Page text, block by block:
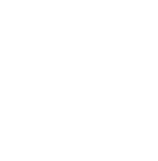
Cuando fue nombrado
los primeros en llamarle
más de hora y media. En
proyecto de la reforma del
vio el gran proyecto del
recogía el césped, cómo
impresionante», recuerda
Julián Quirós, director de